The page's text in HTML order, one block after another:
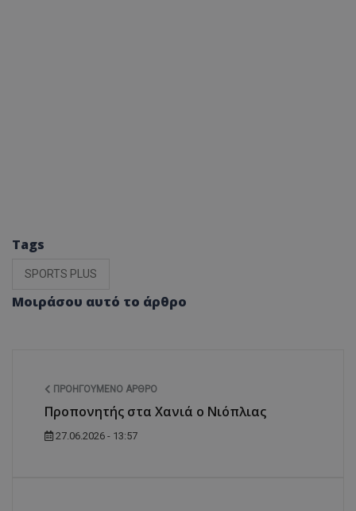
Tags
SPORTS PLUS
Μοιράσου αυτό το άρθρο
ΠΡΟΗΓΟΎΜΕΝΟ ΆΡΘΡΟ
Προπονητής στα Χανιά ο Νιόπλιας
27.06.2026 - 13:57